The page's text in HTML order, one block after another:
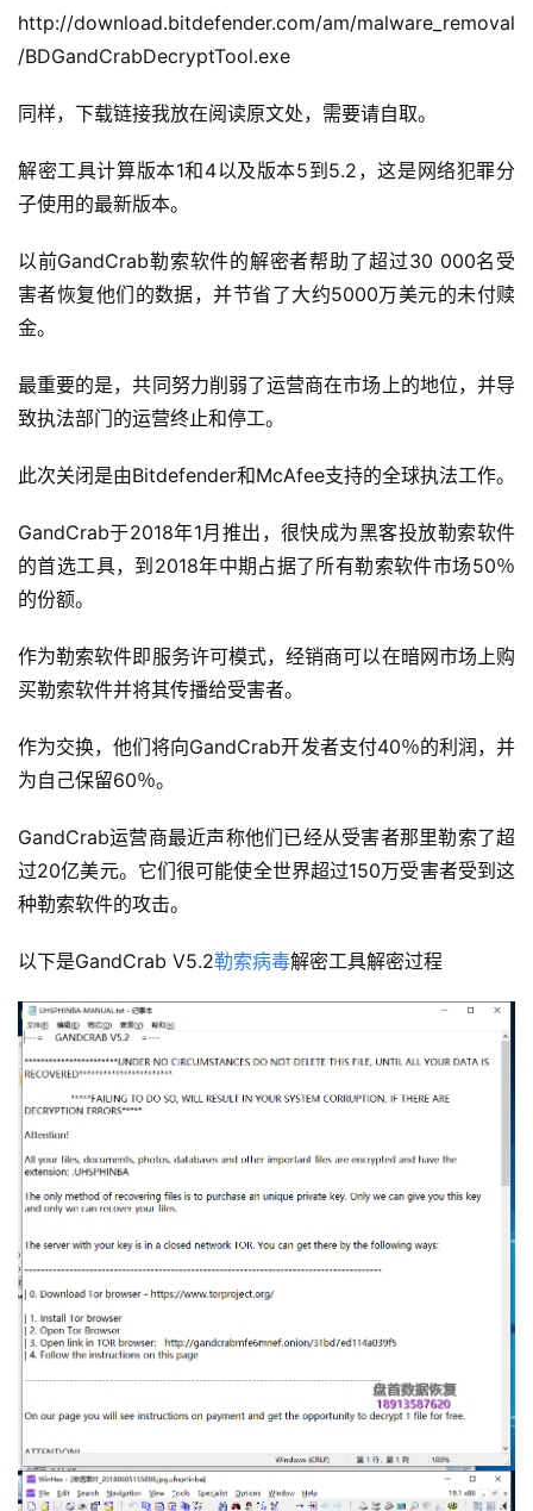
http://download.bitdefender.com/am/malware_removal
/BDGandCrabDecryptTool.exe
同样，下载链接我放在阅读原文处，需要请自取。
解密工具计算版本1和4以及版本5到5.2，这是网络犯罪分
子使用的最新版本。
以前GandCrab勒索软件的解密者帮助了超过30 000名受
害者恢复他们的数据，并节省了大约5000万美元的未付赎
金。
最重要的是，共同努力削弱了运营商在市场上的地位，并导
致执法部门的运营终止和停工。
此次关闭是由Bitdefender和McAfee支持的全球执法工作。
GandCrab于2018年1月推出，很快成为黑客投放勒索软件
的首选工具，到2018年中期占据了所有勒索软件市场50％
的份额。
作为勒索软件即服务许可模式，经销商可以在暗网市场上购
买勒索软件并将其传播给受害者。
作为交换，他们将向GandCrab开发者支付40％的利润，并
为自己保留60％。
GandCrab运营商最近声称他们已经从受害者那里勒索了超
过20亿美元。它们很可能使全世界超过150万受害者受到这
种勒索软件的攻击。
以下是GandCrab V5.2勒索病毒解密工具解密过程